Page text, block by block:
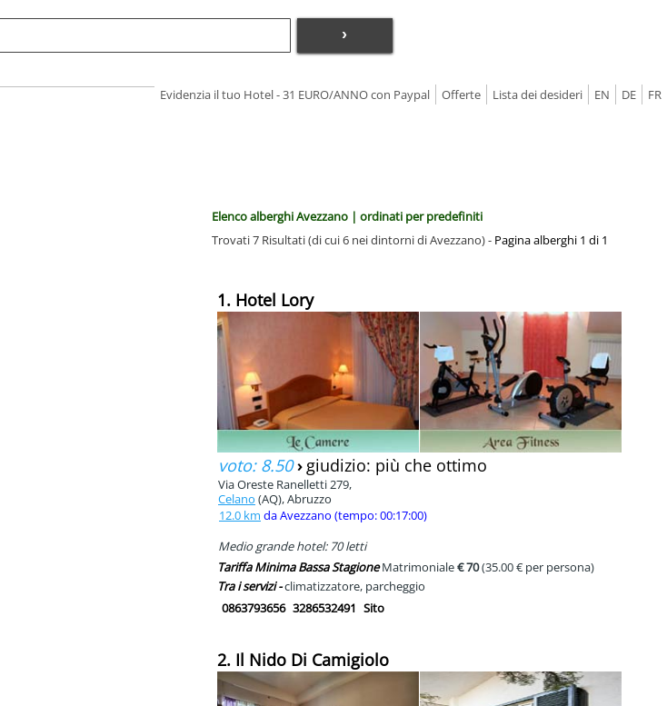
›
FR
DE
EN
Lista dei desideri
Offerte
Evidenzia il tuo Hotel - 31 EURO/ANNO con Paypal
Elenco alberghi Avezzano | ordinati per predefiniti
Trovati 7 Risultati (di cui 6 nei dintorni di Avezzano) - Pagina alberghi 1 di 1
1. Hotel Lory
voto: 8.50› giudizio: più che ottimo
Via Oreste Ranelletti 279,
Celano (AQ), Abruzzo
12.0 km da Avezzano (tempo: 00:17:00)
Medio grande hotel: 70 letti
Tariffa Minima Bassa StagioneMatrimoniale€ 70(35.00 € per persona)
Tra i servizi -climatizzatore, parcheggio
0863793656 3286532491 Sito
2. Il Nido Di Camigiolo